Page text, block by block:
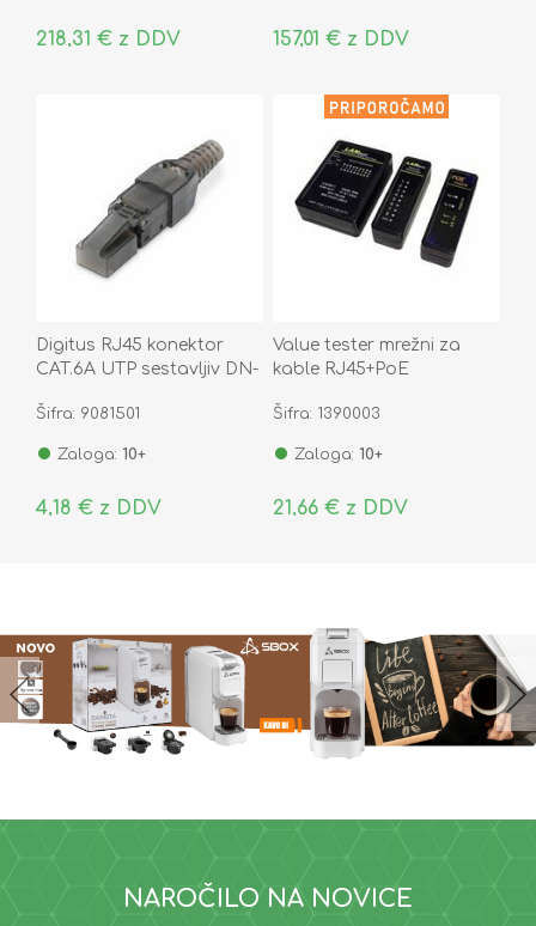
218,31 € z DDV 157,01 € z DDV
Digitus RJ45 konektor
CAT.6A UTP sestavljiv DN-
Šifra: 9081501
Zaloga: 10+
4,18 € z DDV
Value tester mrežni za
kable RJ45+PoE
Šifra: 1390003
Zaloga: 10+
21,66 € z DDV
NAROČILO NA NOVICE